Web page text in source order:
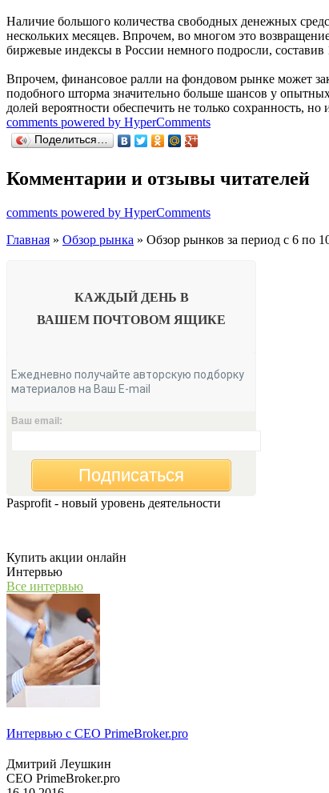
Наличие большого количества свободных денежных
нескольких месяцев. Впрочем, во многом это
биржевые индексы в России немного подросли,
Впрочем, финансовое ралли на фондовом рынке может
подобного шторма значительно больше шансов у
долей вероятности обеспечить не только сохранность,
comments powered by HyperComments
Поделиться…
Комментарии и отзывы читателей
comments powered by HyperComments
Главная » Обзор рынка » Обзор рынков за период с 6 по
КАЖДЫЙ ДЕНЬ В
ВАШЕМ ПОЧТОВОМ ЯЩИКЕ
Ежедневно получайте авторскую подборку
материалов на Ваш E-mail
Ваш email:
Подписаться
Pasprofit - новый уровень деятельности
Купить акции онлайн
Интервью
Все интервью
Интервью с СЕО PrimeBroker.pro
Дмитрий Леушкин
СЕО PrimeBroker.pro